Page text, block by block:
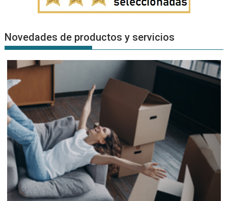
Novedades de productos y servicios